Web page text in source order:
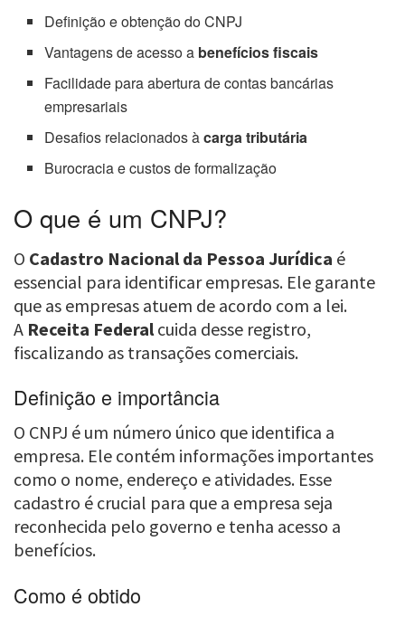
Definição e obtenção do CNPJ
Vantagens de acesso a benefícios fiscais
Facilidade para abertura de contas bancárias
empresariais
Desafios relacionados àcarga tributária
Burocracia e custos de formalização
O que é um CNPJ?
O Cadastro Nacional da Pessoa Jurídica é
essencial para identificar empresas. Ele garante
que as empresas atuem de acordo com a lei.
A Receita Federal cuida desse registro,
fiscalizando as transações comerciais.
Definição e importância
O CNPJ é um número único que identifica a
empresa. Ele contém informações importantes
como o nome, endereço e atividades. Esse
cadastro é crucial para que a empresa seja
reconhecida pelo governo e tenha acesso a
benefícios.
Como é obtido